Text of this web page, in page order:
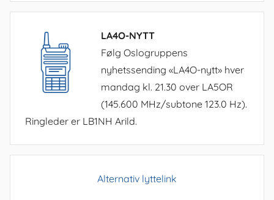
LA4O-NYTT
Følg Oslogruppens
nyhetssending «LA4O-nytt» hver
mandag kl. 21.30 over LA5OR
(145.600 MHz/subtone 123.0 Hz).
Ringleder er LB1NH Arild.
Alternativ lyttelink